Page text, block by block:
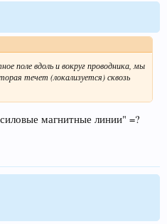
поле вдоль и вокруг проводника, мы
течет (локализуется) сквозь
магнитные линии" =?